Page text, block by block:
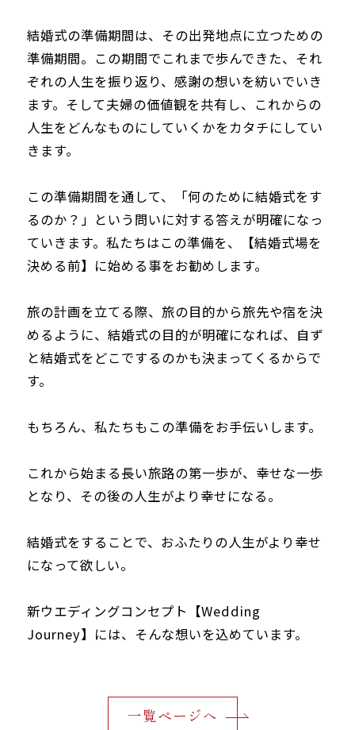
結婚式の準備期間は、その出発地点に立つための
準備期間。この期間でこれまで歩んできた、それ
ぞれの人生を振り返り、感謝の想いを紡いでいき
ます。そして夫婦の価値観を共有し、これからの
人生をどんなものにしていくかをカタチにしてい
きます。
この準備期間を通して、「何のために結婚式をす
るのか？」という問いに対する答えが明確になっ
ていきます。私たちはこの準備を、【結婚式場を
決める前】 に始める事をお勧めします。
旅の計画を立てる際、旅の目的から旅先や宿を決
めるように、結婚式の目的が明確になれば、自ず
と結婚式をどこでするのかも決まってくるからで
す。
もちろん、私たちもこの準備をお手伝いします。
これから始まる長い旅路の第一歩が、幸せな一歩
となり、その後の人生がより幸せになる。
結婚式をすることで、おふたりの人生がより幸せ
になって欲しい。
新ウエディングコンセプト【Wedding
Journey】には、そんな想いを込めています。
一覧ページへ